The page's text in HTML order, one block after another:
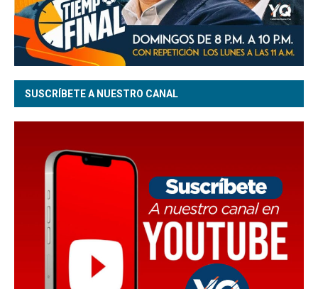
SUSCRÍBETE A NUESTRO CANAL